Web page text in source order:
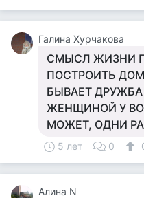
Галина Хурчакова
СМЫСЛ ЖИЗНИ
ПОСТРОИТЬ
БЫВАЕТ
ЖЕНЩИНОЙ У
МОЖЕТ, ОДНИ
5 лет 0
Алина N